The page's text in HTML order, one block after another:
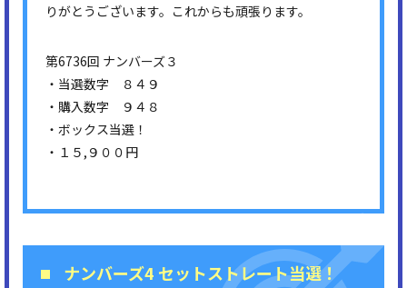
りがとうございます。これからも頑張ります。
第6736回 ナンバーズ３
・当選数字 ８４９
・購入数字 ９４８
・ボックス当選！
・１５,９００円
ナンバーズ4 セットストレート当選！